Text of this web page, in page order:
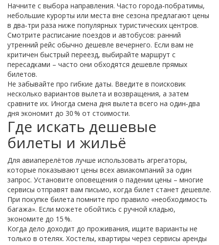
Начните с выбора направления. Часто города‑побратимы,
небольшие курорты или места вне сезона предлагают цены
в два‑три раза ниже популярных туристических центров.
Смотрите расписание поездов и автобусов: ранний
утренний рейс обычно дешевле вечернего. Если вам не
критичен быстрый переезд, выбирайте маршрут с
пересадками – часто они обходятся дешевле прямых
билетов.
Не забывайте про гибкие даты. Введите в поисковик
несколько вариантов вылета и возвращения, а затем
сравните их. Иногда смена дня вылета всего на один‑два
дня экономит до 30 % от стоимости.
Где искать дешевые
билеты и жильё
Для авиаперелётов лучше использовать агрегаторы,
которые показывают цены всех авиакомпаний за один
запрос. Установите оповещения о падении цены – многие
сервисы отправят вам письмо, когда билет станет дешевле.
При покупке билета помните про правило «необходимость
багажа». Если можете обойтись с ручной кладью,
экономите до 15 %.
Когда дело доходит до проживания, ищите варианты не
только в отелях. Хостелы, квартиры через сервисы аренды